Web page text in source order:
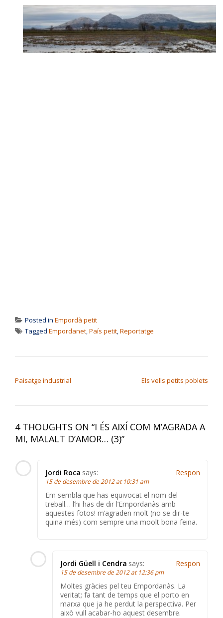
Posted in Empordà petit
Tagged Empordanet,País petit,Reportatge
Paisatge industrial Els vells petits poblets
4 THOUGHTS ON “I ÉS AIXÍ COM M’AGRADA A
MI, MALALT D’AMOR… (3)”
Jordi Roca says:
15 de desembre de 2012 at 10:31 am
Em sembla que has equivocat el nom del
treball… l’hi has de dir l’Empordanàs amb
aquestes fotos! m’agraden molt (no se dir-te
quina més) com sempre una moolt bona feina.
Respon
Jordi Güell i Cendra says:
15 de desembre de 2012 at 12:36 pm
Moltes gràcies pel teu Empordanàs. La
veritat; fa tant de temps que el porto en
marxa que ja he perdut la perspectiva. Per
això vull acabar-ho aquest desembre.
Respon